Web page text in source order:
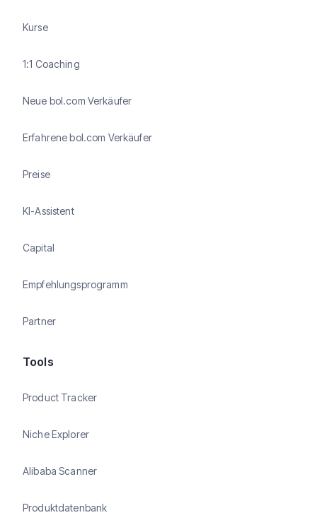
Kurse
1:1 Coaching
Neue bol.com Verkäufer
Erfahrene bol.com Verkäufer
Preise
KI-Assistent
Capital
Empfehlungsprogramm
Partner
Tools
Product Tracker
Niche Explorer
Alibaba Scanner
Produktdatenbank